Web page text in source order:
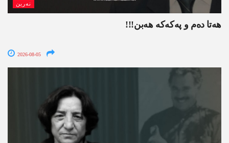
نەرین
ھەتا دەم و پەکەکە ھەبن!!!
2026-08-05